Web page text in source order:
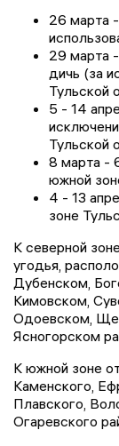
26 марта
29 марта
дичь (за
Тульской
5 - 14
Тульской
8 марта -
южной
4 - 13
зоне
К северной
угодья,
Дубенском,
Кимовском,
Одоевском,
Ясногорском
К южной зоне
Каменского,
Плавского,
Огаревского